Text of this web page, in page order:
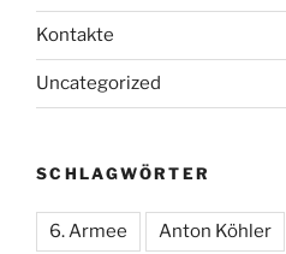
Kontakte
Uncategorized
SCHLAGWÖRTER
6. Armee Anton Köhler